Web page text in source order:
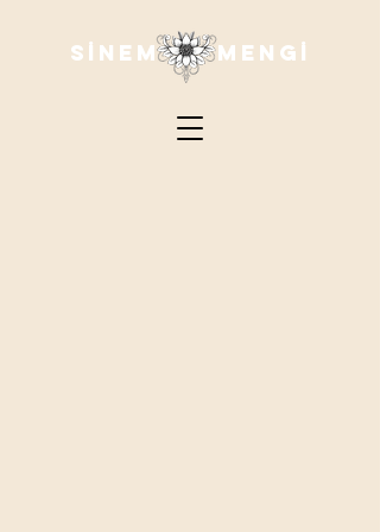
SİNEM MENGİ